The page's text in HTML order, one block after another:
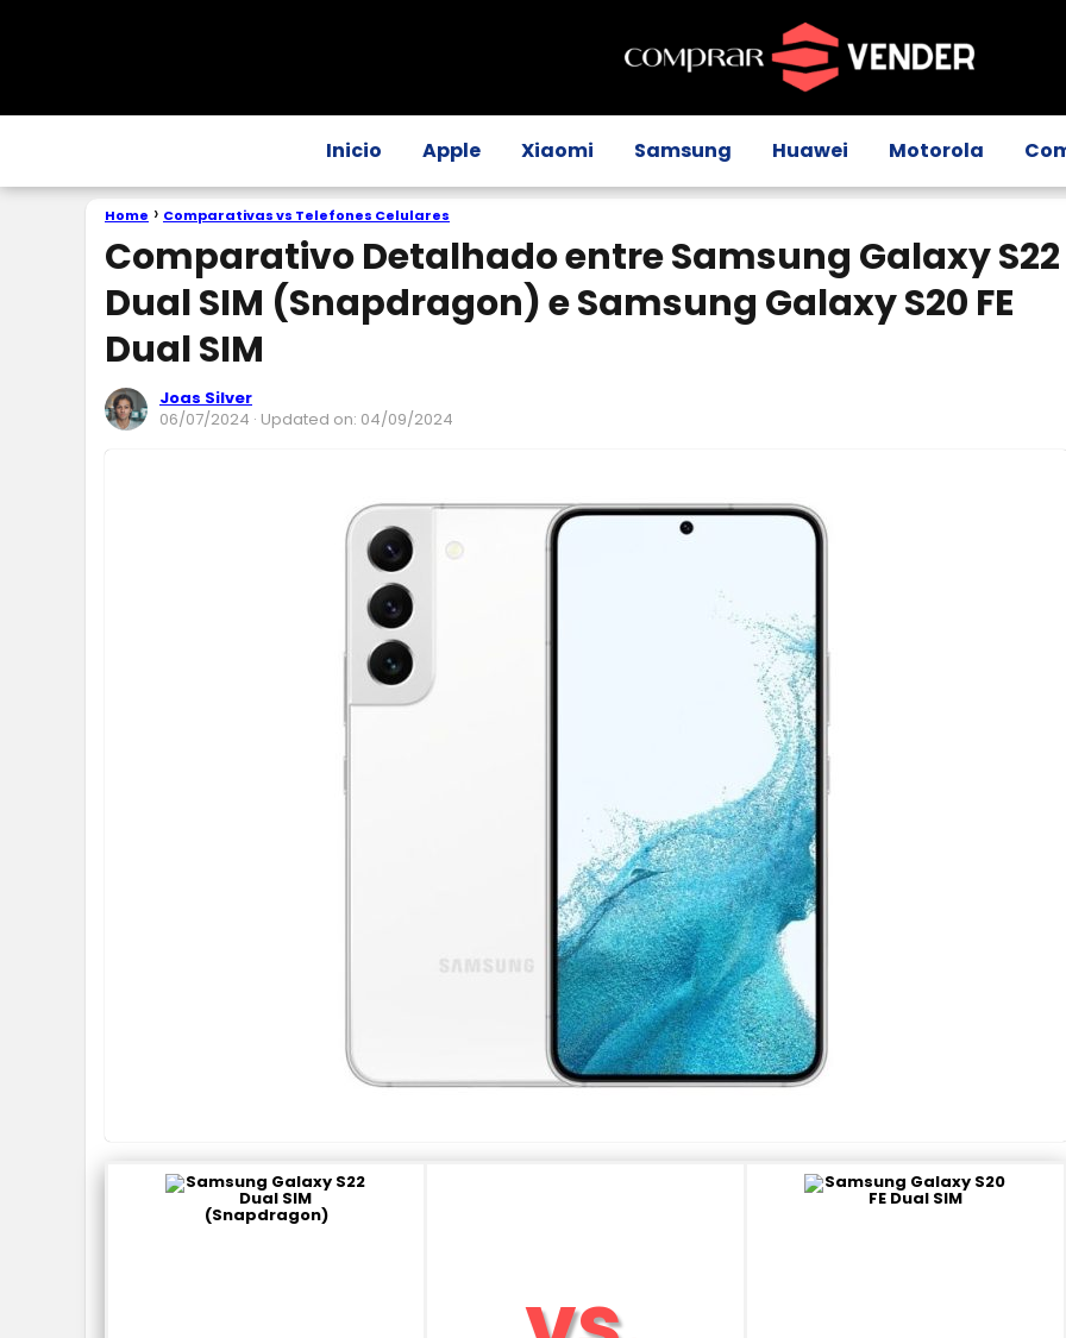
Inicio Apple Xiaomi Samsung Huawei Motorola
Home Comparativas vs Telefones Celulares
Comparativo Detalhado entre Samsung Galaxy S22
Dual SIM (Snapdragon) e Samsung Galaxy S20 FE
Dual SIM
Joas Silver
06/07/2024 · Updated on: 04/09/2024